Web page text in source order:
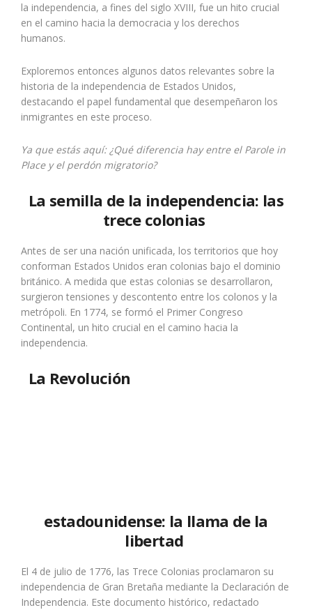
la independencia, a fines del siglo XVIII, fue un hito crucial
en el camino hacia la democracia y los derechos
humanos.
Exploremos entonces algunos datos relevantes sobre la
historia de la independencia de Estados Unidos,
destacando el papel fundamental que desempeñaron los
inmigrantes en este proceso.
Ya que estás aquí: ¿Qué diferencia hay entre el Parole in
Place y el perdón migratorio?
La semilla de la independencia: las
trece colonias
Antes de ser una nación unificada, los territorios que hoy
conforman Estados Unidos eran colonias bajo el dominio
británico. A medida que estas colonias se desarrollaron,
surgieron tensiones y descontento entre los colonos y la
metrópoli. En 1774, se formó el Primer Congreso
Continental, un hito crucial en el camino hacia la
independencia.
La Revolución
estadounidense: la llama de la
libertad
El 4 de julio de 1776, las Trece Colonias proclamaron su
independencia de Gran Bretaña mediante la Declaración de
Independencia. Este documento histórico, redactado